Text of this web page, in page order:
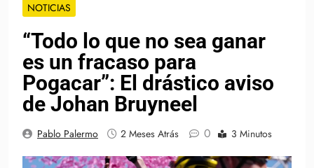
NOTICIAS
“Todo lo que no sea ganar
es un fracaso para
Pogacar”: El drástico aviso
de Johan Bruyneel
Pablo Palermo 2 Meses Atrás 0 3 Minutos